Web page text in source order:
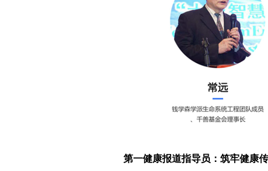
第一健康报道指导员：筑牢健康